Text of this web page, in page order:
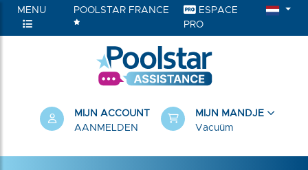
MENU POOLSTAR FRANCE
ESPACE
PRO
MIJN ACCOUNT
AANMELDEN
MIJN MANDJE
Vacuüm